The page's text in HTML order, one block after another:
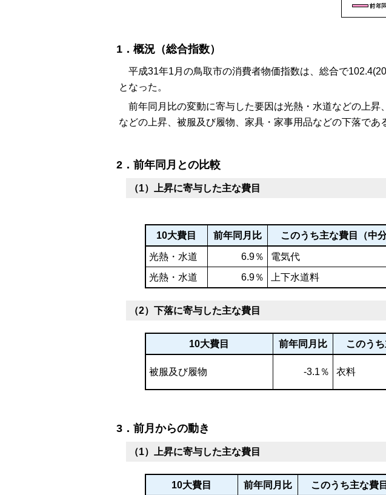
1．概況（総合指数）
平成31年1月の鳥取市の消費者物価指数は、総合で
となった。
前年同月比の変動に寄与した要因は光熱・水道などの上昇
などの上昇、被服及び履物、家具・家事用品などの下落であ
2．前年同月との比較
（1）上昇に寄与した主な費目
10大費目 前年同月比 このうち主な費目（中分
光熱・水道 6.9％ 電気代
光熱・水道
6.9％ 上下水道料
（2）下落に寄与した主な費目
10大費目 前年同月比 このうち
被服及び履物 -3.1％ 衣料
3．前月からの動き
（1）上昇に寄与した主な費目
10大費目 前年同月比 このうち主な費